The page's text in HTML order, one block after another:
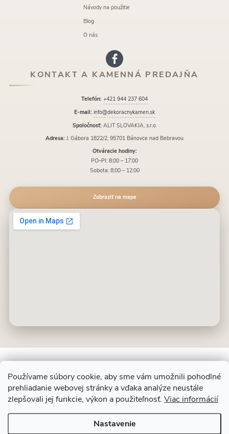
Používame súbory cookie, aby sme vám umožnili pohodlné
prehliadanie webovej stránky a vďaka analýze neustále
zlepšovali jej funkcie, výkon a použiteľnosť. Viac informácií
Nastavenie
Návody na použitie
Blog
O nás
KONTAKT A KAMENNÁ PREDAJŇA
Telefón: +421 944 237 604
E-mail: info@dekoracnykamen.sk
Spoločnosť: ALIT SLOVAKIA, s.r.o.
Adresa: J. Gábora 1822/2, 95701 Bánovce nad Bebravou
Otváracie hodiny:
PO–PI: 8:00 – 17:00
Sobota: 8:00 – 12:00
Zobraziť na mape
ALIT SLOVAKIA